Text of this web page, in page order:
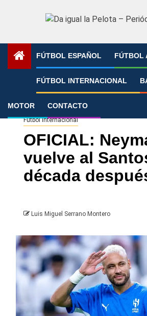
FÚTBOL ESPAÑOL FÚTBOL
FÚTBOL INTERNACIONAL
MOTOR CONTACTO
»
Fútbol Internacional
OFICIAL:
vuelve al
década
Luis Miguel Serrano Montero